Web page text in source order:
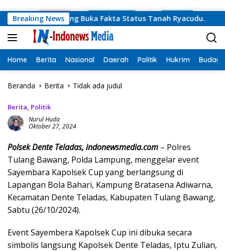
Breaking News
Lampung Buka Fakta Status Tanah Ryacudu.
Home Berita Nasional Daerah Politik Hukrim Budaya
Beranda Berita Tidak ada judul
Berita, Politik
Nurul Huda
Oktober 27, 2024
Polsek Dente Teladas, indonewsmedia.com – Polres
Tulang Bawang, Polda Lampung, menggelar event
Sayembara Kapolsek Cup yang berlangsung di
Lapangan Bola Bahari, Kampung Bratasena Adiwarna,
Kecamatan Dente Teladas, Kabupaten Tulang Bawang,
Sabtu (26/10/2024).
Event Sayembera Kapolsek Cup ini dibuka secara
simbolis langsung Kapolsek Dente Teladas, Iptu Zulian,